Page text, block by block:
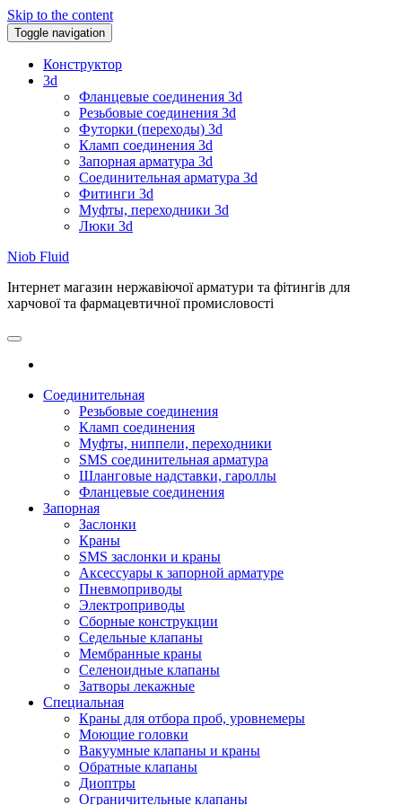
Skip to the content
Toggle navigation
Конструктор
3d
Фланцевые соединения 3d
Резьбовые соединения 3d
Футорки (переходы) 3d
Кламп соединения 3d
Запорная арматура 3d
Соединительная арматура 3d
Фитинги 3d
Муфты, переходники 3d
Люки 3d
Niob Fluid
Інтернет магазин нержавіючої арматури та фітингів для
харчової та фармацевтичної промисловості
Соединительная
Резьбовые соединения
Кламп соединения
Муфты, ниппели, переходники
SMS соединительная арматура
Шланговые надставки, гароллы
Фланцевые соединения
Запорная
Заслонки
Краны
SMS заслонки и краны
Аксессуары к запорной арматуре
Пневмоприводы
Электроприводы
Сборные конструкции
Седельные клапаны
Мембранные краны
Селеноидные клапаны
Затворы лекажные
Специальная
Краны для отбора проб, уровнемеры
Моющие головки
Вакуумные клапаны и краны
Обратные клапаны
Диоптры
Ограничительные клапаны